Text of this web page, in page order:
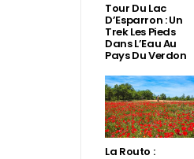
Tour Du Lac
D’Esparron : Un
Trek Les Pieds
Dans L’Eau Au
Pays Du Verdon
La Routo :